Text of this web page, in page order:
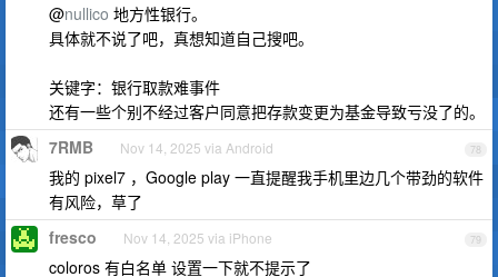
@nullico 地方性银行。
具体就不说了吧，真想知道自己搜吧。
关键字：银行取款难事件
还有一些个别不经过客户同意把存款变更为基金导致亏没了的。
78
7RMB Nov 14, 2025 via Android
我的 pixel7 ，Google play 一直提醒我手机里边几个带劲的软件
有风险，草了
79
fresco Nov 14, 2025 via iPhone
coloros 有白名单 设置一下就不提示了